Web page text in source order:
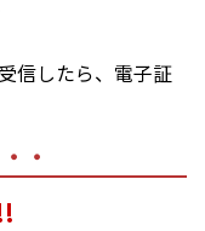
信したら、電子証
・